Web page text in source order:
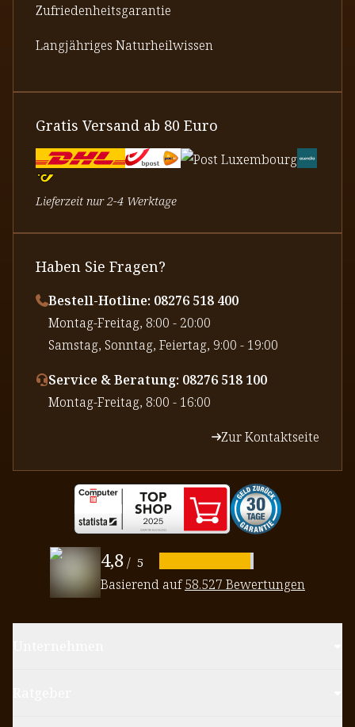
Zufriedenheitsgarantie
Langjähriges Naturheilwissen
Gratis Versand ab 80 Euro
Lieferzeit nur 2-4 Werktage
Haben Sie Fragen?
Bestell-Hotline: 08276 518 400
⁠Montag-Freitag, 8:00 - 20:00
⁠Samstag, Sonntag, Feiertag, 9:00 - 19:00
Service & Beratung: 08276 518 100
⁠Montag-Freitag, 8:00 - 16:00
Zur Kontaktseite
4,8/ 5
Basierend auf58.527 Bewertungen